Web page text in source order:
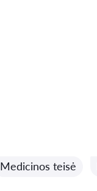
Medicinos teisė